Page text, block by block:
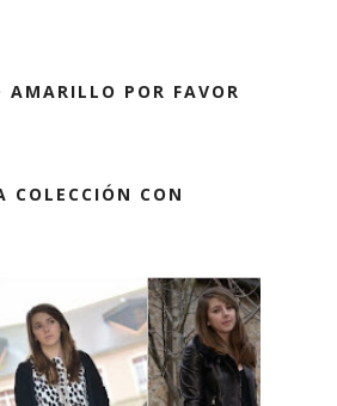
AMARILLO POR FAVOR
COLECCIÓN CON